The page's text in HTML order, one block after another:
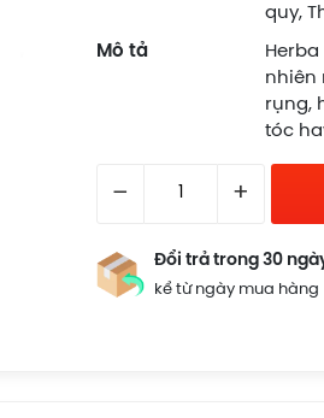
quy,
Mô tả
nhiên
rụng,
tóc
– +
Đổi trả trong 30
kể từ ngày mua hàng